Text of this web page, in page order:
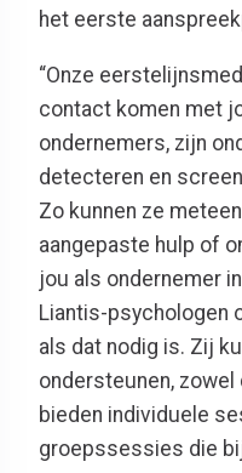
het eerste
“Onze
contact komen met
ondernemers, zijn
detecteren en
Zo kunnen ze
aangepaste hulp of
jou als ondernemer
Liantis-psychologen
als dat nodig is. Zij
ondersteunen,
bieden individuele
groepssessies die